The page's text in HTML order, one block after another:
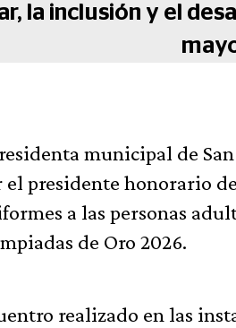
la inclusión y el
municipal de
el presidente honorario
a las personas
de Oro 2026.
realizado en las